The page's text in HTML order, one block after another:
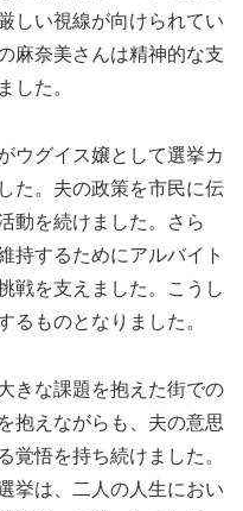
しい視線が向けられてい
麻奈美さんは精神的な支
した。
ウグイス嬢として選挙カ
た。夫の政策を市民に伝
動を続けました。さら
持するためにアルバイト
戦を支えました。こうし
るものとなりました。
きな課題を抱えた街での
抱えながらも、夫の意思
覚悟を持ち続けました。
挙は、二人の人生におい